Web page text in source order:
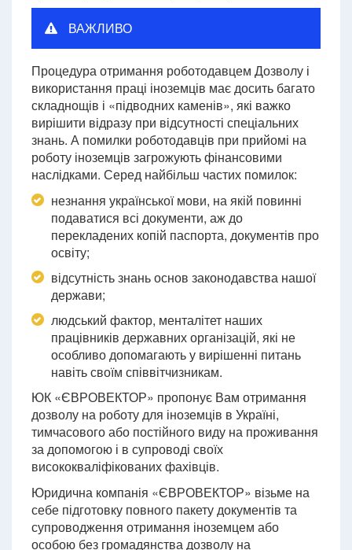
ВАЖЛИВО
Процедура отримання роботодавцем Дозволу і
використання праці іноземців має досить багато
складнощів і «підводних каменів», які важко
вирішити відразу при відсутності спеціальних
знань. А помилки роботодавців при прийомі на
роботу іноземців загрожують фінансовими
наслідками. Серед найбільш частих помилок:
незнання української мови, на якій повинні
подаватися всі документи, аж до
перекладених копій паспорта, документів про
освіту;
відсутність знань основ законодавства нашої
держави;
людський фактор, менталітет наших
працівників державних організацій, які не
особливо допомагають у вирішенні питань
навіть своїм співвітчизникам.
ЮК «ЄВРОВЕКТОР» пропонує Вам отримання
дозволу на роботу для іноземців в Україні,
тимчасового або постійного виду на проживання
за допомогою і в супроводі своїх
висококваліфікованих фахівців.
Юридична компанія «ЄВРОВЕКТОР» візьме на
себе підготовку повного пакету документів та
супроводження отримання іноземцем або
особою без громадянства дозволу на